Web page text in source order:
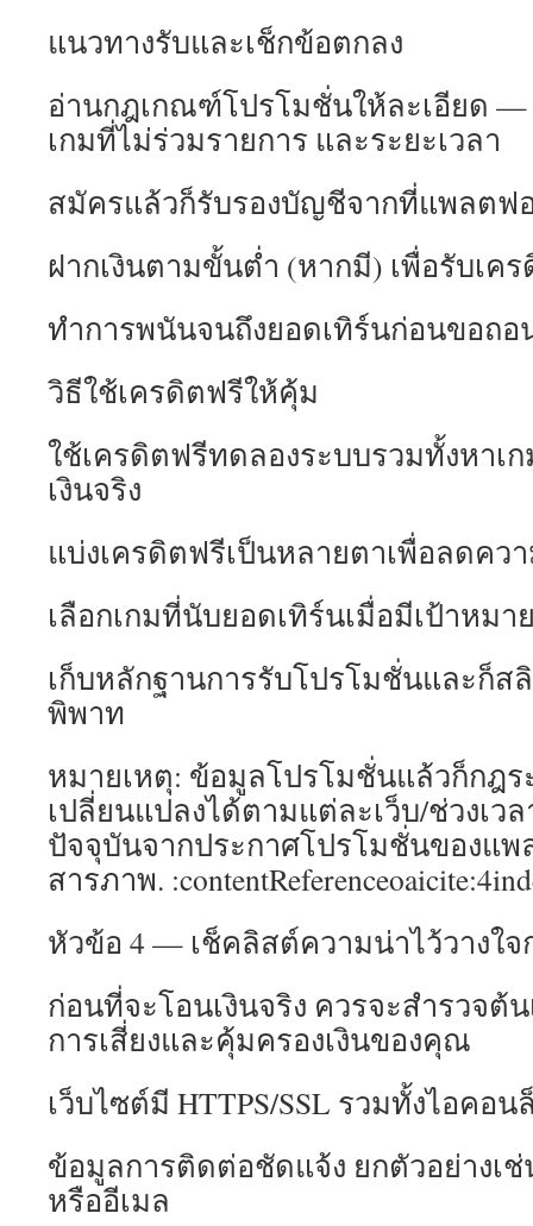
แนวทางรับและเช็กข้อตกลง
อ่านกฎเกณฑ์โปรโมชั่นให้ละเอียด
เกมที่ไม่ร่วมรายการ และระยะเวลา
สมัครแล้วก็รับรองบัญชีจากที่แพลตฟ
ฝากเงินตามขั้นต่ำ (หากมี) เพื่อรับเค
ทำการพนันจนถึงยอดเทิร์นก่อนขอถอ
วิธีใช้เครดิตฟรีให้คุ้ม
ใช้เครดิตฟรีทดลองระบบรวมทั้งหาเ
เงินจริง
แบ่งเครดิตฟรีเป็นหลายตาเพื่อลดควา
เลือกเกมที่นับยอดเทิร์นเมื่อมีเป้าหมา
เก็บหลักฐานการรับโปรโมชั่นและก็ส
พิพาท
หมายเหตุ: ข้อมูลโปรโมชั่นแล้วก็กฎร
เปลี่ยนแปลงได้ตามแต่ละเว็บ/ช่วงเว
ปัจจุบันจากประกาศโปรโมชั่นของแ
สารภาพ.
หัวข้อ 4 — เช็คลิสต์ความน่าไว้วางใจ
ก่อนที่จะโอนเงินจริง ควรจะสำรวจต้
การเสี่ยงและคุ้มครองเงินของคุณ
เว็บไซต์มี HTTPS/SSL รวมทั้งไอคอ
ข้อมูลการติดต่อชัดแจ้ง ยกตัวอย่างเ
หรืออีเมล